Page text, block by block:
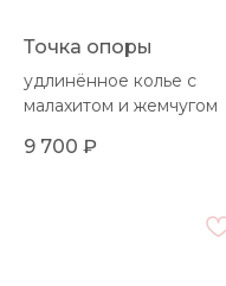
Точка опоры
удлинённое колье с
малахитом и жемчугом
9 700 ₽